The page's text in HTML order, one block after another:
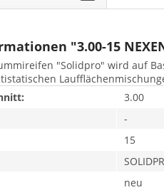
"3.00-15
"Solidpro" wird auf
3.00
-
15
neu